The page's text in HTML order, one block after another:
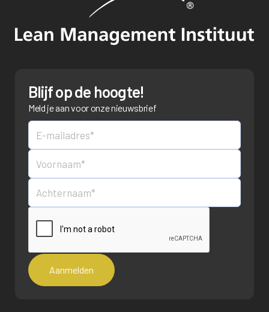
Blijf op de hoogte!
Meld je aan voor onze nieuwsbrief